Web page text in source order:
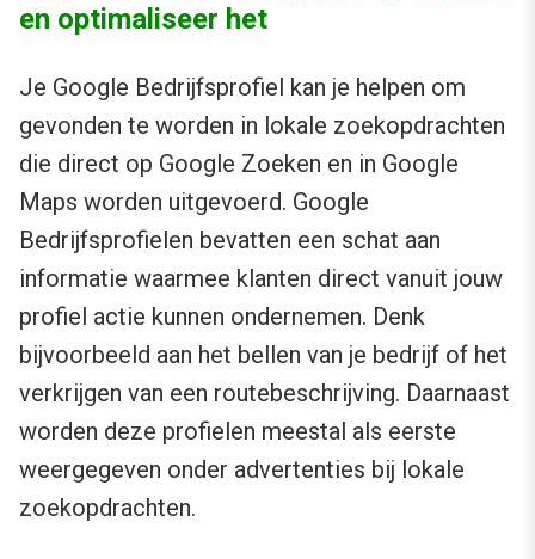
en optimaliseer het
Je Google Bedrijfsprofiel kan je helpen om
gevonden te worden in lokale zoekopdrachten
die direct op Google Zoeken en in Google
Maps worden uitgevoerd. Google
Bedrijfsprofielen bevatten een schat aan
informatie waarmee klanten direct vanuit jouw
profiel actie kunnen ondernemen. Denk
bijvoorbeeld aan het bellen van je bedrijf of het
verkrijgen van een routebeschrijving. Daarnaast
worden deze profielen meestal als eerste
weergegeven onder advertenties bij lokale
zoekopdrachten.